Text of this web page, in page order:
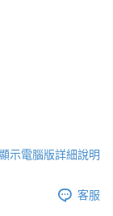
關給付款項請求債
意方可使用
公司不負相關責
狀況，依本公司即
現惡意使用之情形，
示電腦版詳細說明
客服